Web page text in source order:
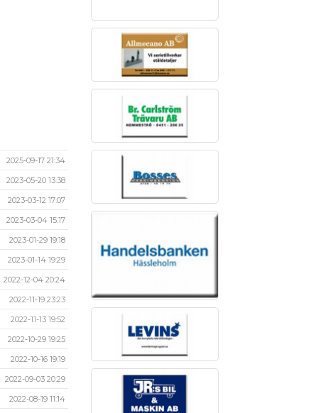
2025-09-17 21:34
2023-05-20 13:38
2023-03-12 17:07
2023-03-04 15:17
2023-01-29 19:18
2023-01-14 19:29
2022-12-04 20:24
2022-11-19 23:23
2022-11-13 19:52
2022-10-29 19:25
2022-10-16 19:19
2022-09-03 20:29
2022-08-19 11:14